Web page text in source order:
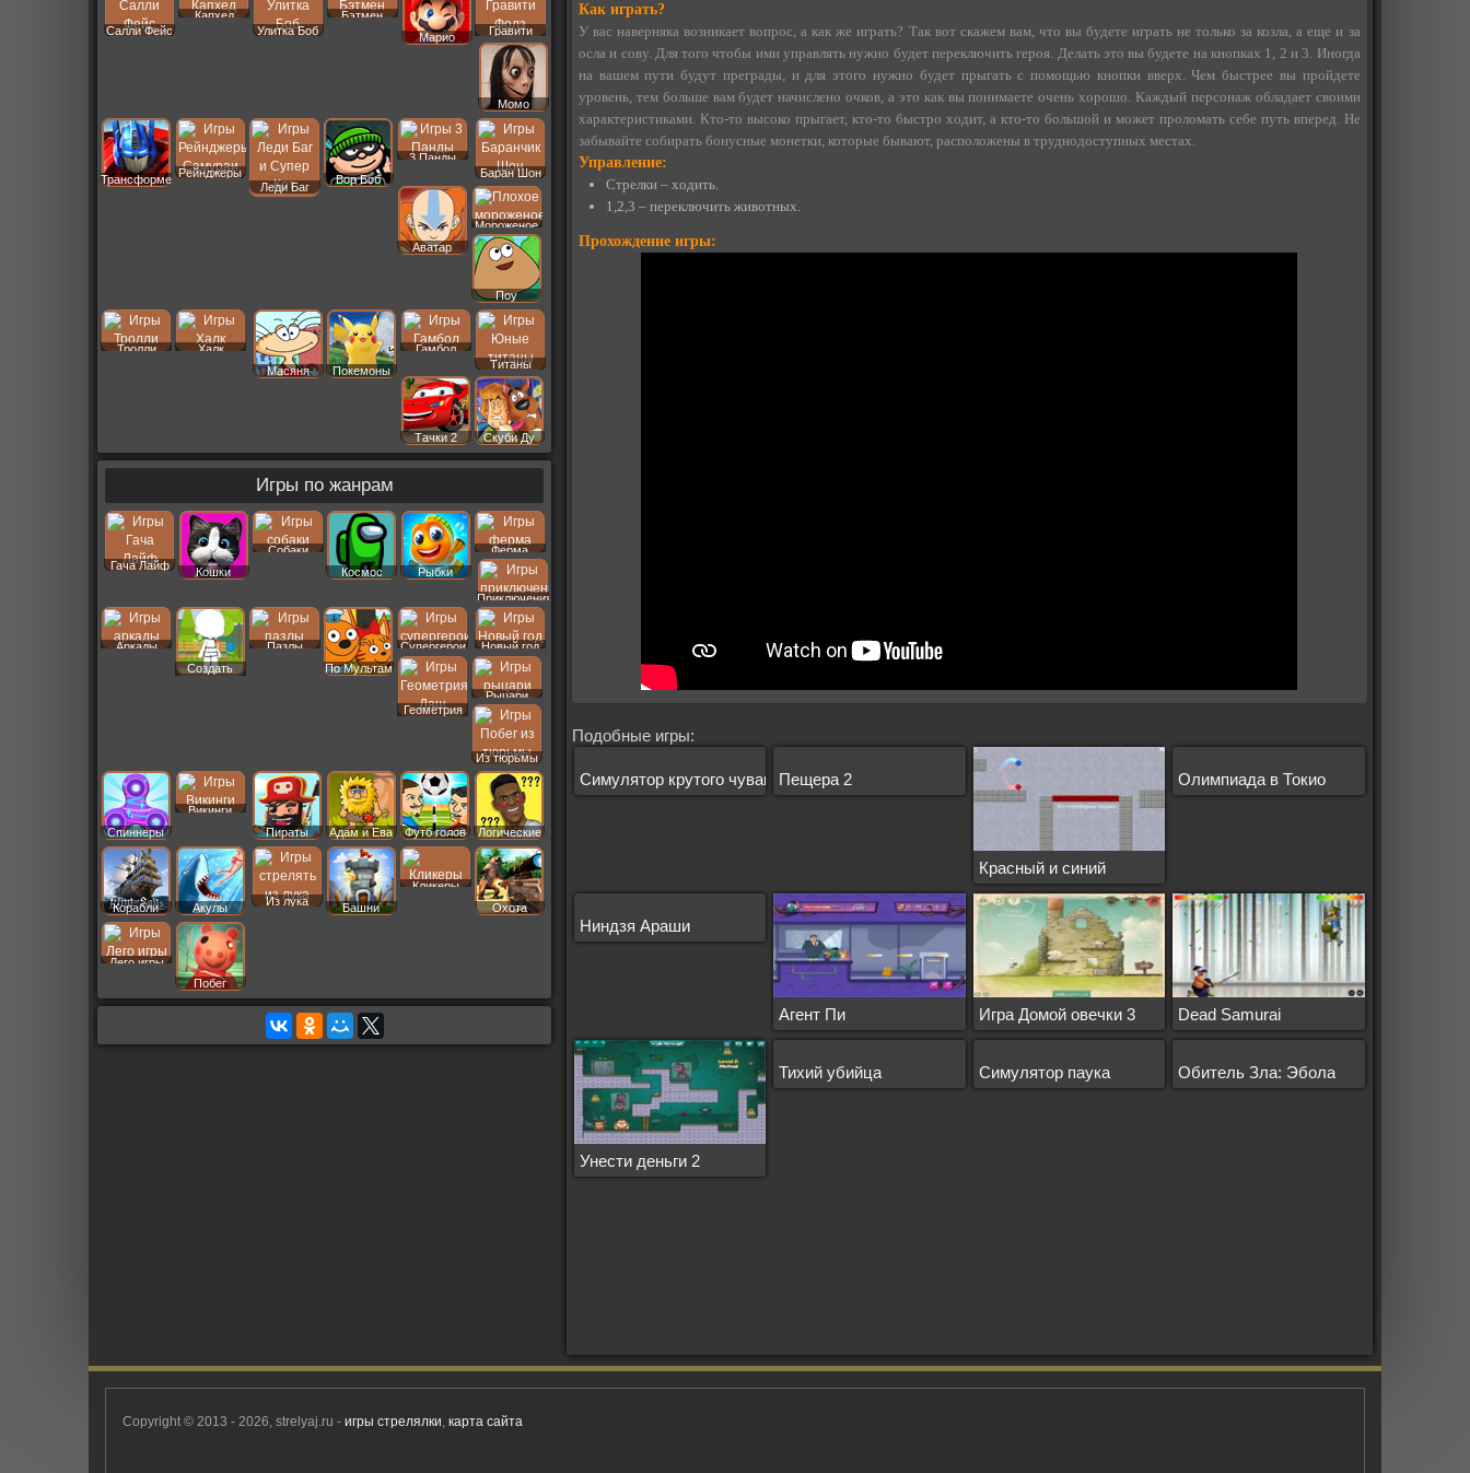
Как играть?
У вас наверняка возникает вопрос, а как же играть? Так вот скажем вам, что вы будете играть не только за козла, а еще и за
осла и сову. Для того чтобы ими управлять нужно будет переключить героя. Делать это вы будете на кнопках 1, 2 и 3. Иногда
на вашем пути будут преграды, и для этого нужно будет прыгать с помощью кнопки вверх. Чем быстрее вы пройдете
уровень, тем больше вам будет начислено очков, а это как вы понимаете очень хорошо. Каждый персонаж обладает своими
характеристиками. Кто-то высоко прыгает, кто-то быстро ходит, а кто-то большой и может проломать себе путь вперед. Не
забывайте собирать бонусные монетки, которые бывают, расположены в труднодоступных местах.
Управление:
Стрелки – ходить.
1,2,3 – переключить животных.
Прохождение игры:
Подобные игры:
Симулятор крутого чувака Пещера 2
Красный и синий
Олимпиада в Токио
Ниндзя Араши
Агент Пи Игра Домой овечки 3 Dead Samurai
Унести деньги 2
Тихий убийца Симулятор паука Обитель Зла: Эбола
Салли Фейс
Капхед
Улитка Боб
Бэтмен
Марио
Гравити
Фолз
Момо
Трансформеры
Рейнджеры
Леди Баг
Вор Боб
3 Панды
Баран Шон
Аватар
Мороженое
Поу
Тролли
Халк
Масяня
Покемоны
Гамбол
Титаны
Тачки 2 Скуби Ду
Игры по жанрам
Гача Лайф
Кошки
Собаки
Космос
Рыбки
Ферма
Приключения
Аркады
Создать
Пазлы
По Мультам
Супергерои Новый год
Геометрия
Рыцари
Из тюрьмы
Спиннеры
Викинги
Пираты
Адам и Ева Футб голов Логические
Корабли Акулы
Из лука
Башни
Кликеры
Охота
Лего игры
Побег
Copyright © 2013 - 2026, strelyaj.ru - игры стрелялки, карта сайта